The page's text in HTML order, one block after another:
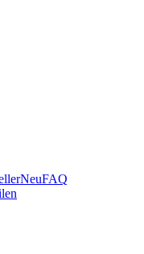
NeuFAQ